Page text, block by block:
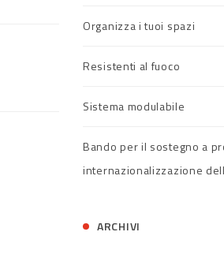
Organizza i tuoi spazi
Resistenti al fuoco
Sistema modulabile
Bando per il sostegno a
internazionalizzazione
ARCHIVI